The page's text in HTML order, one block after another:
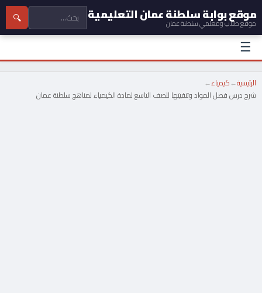
موقع بوابة سلطنة عمان التعليمية
موقع طلاب ومعلمي سلطنة عمان 🔍
☰
الرئيسية←كيمياء←
شرح درس فصل المواد وتنقيتها للصف التاسع لمادة الكيمياء لمناهج سلطنة عمان